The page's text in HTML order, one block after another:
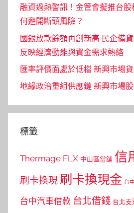
融資過熱警訊！金管會擬推台
何避開斷頭風險？
國銀放款餘額再創新高 民企備
反映經濟動能與資金需求熱絡
匯率評價面處於低檔 新興市場
地緣政治重組供應鏈 新興市場
標籤
Thermage FLX 中山區當舖 信
刷卡換現 刷卡換現金 台
台中汽車借款 台北借錢 台北支